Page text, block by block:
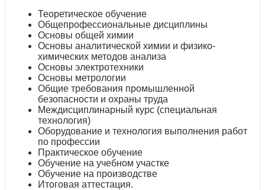
Теоретическое обучение
Общепрофессиональные дисциплины
Основы общей химии
Основы аналитической химии и физико-
химических методов анализа
Основы электротехники
Основы метрологии
Общие требования промышленной
безопасности и охраны труда
Междисциплинарный курс (специальная
технология)
Оборудование и технология выполнения работ
по профессии
Практическое обучение
Обучение на учебном участке
Обучение на производстве
Итоговая аттестация.